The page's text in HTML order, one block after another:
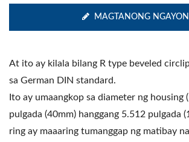
MAGTANONG NGAYON
At ito ay kilala bilang R type beveled
sa German DIN standard.
Ito ay umaangkop sa diameter ng housing
pulgada (40mm) hanggang 5.512 pulgada
ring ay maaaring tumanggap ng matibay